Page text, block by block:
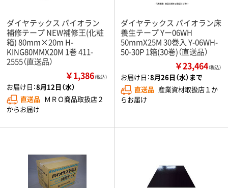
ダイヤテックス パイオラン
補修テープ NEW補修王(化粧
箱) 80mm×20m H-
KING80MMX20M 1巻 411-
2555（直送品）
￥1,386（税込）
お届け日：8月12日（水）
直送品 ＭＲＯ商品取扱店２
からお届け
ダイヤテックス パイオラン床
養生テープ Yー06WH
50mmX25M 30巻入 Y-06WH-
50-30P 1箱(30巻)（直送品）
￥23,464（税込）
お届け日：8月26日（水）まで
直送品 産業資材取扱店１か
らお届け